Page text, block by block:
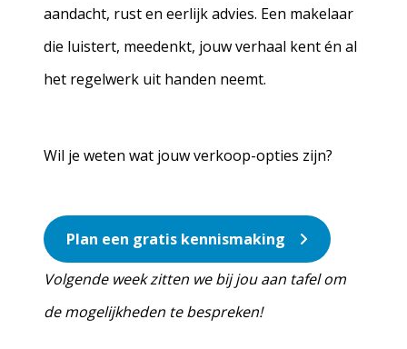
aandacht, rust en eerlijk advies. Een makelaar
die luistert, meedenkt, jouw verhaal kent én al
het regelwerk uit handen neemt.
Wil je weten wat jouw verkoop-opties zijn?
Plan een gratis kennismaking
Volgende week zitten we bij jou aan tafel om
de mogelijkheden te bespreken!